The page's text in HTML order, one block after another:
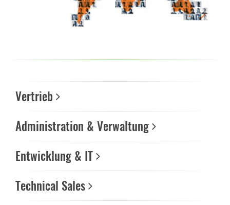
Vertrieb
Administration & Verwaltung
Entwicklung & IT
Technical Sales